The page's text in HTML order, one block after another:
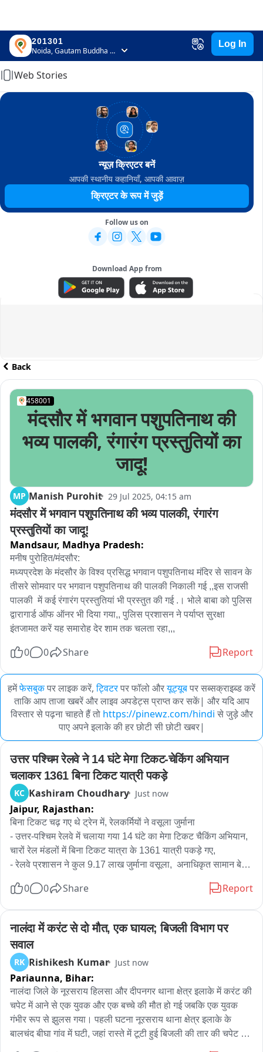
201301
Noida, Gautam Buddha Nagar, Uttar Pradesh
Log In
Home
Web Stories
न्यूज़ क्रिएटर बनें
आपकी स्थानीय कहानियाँ, आपकी आवाज़
क्रिएटर के रूप में जुड़ें
Follow us on
Download App from
ADVERTISEMENT
Back
458001
मंदसौर में भगवान पशुपतिनाथ की
भव्य पालकी, रंगारंग प्रस्तुतियों का
जादू!
MP Manish Purohit 29 Jul 2025, 04:15 am
मंदसौर में भगवान पशुपतिनाथ की भव्य पालकी, रंगारंग
प्रस्तुतियों का जादू!
Mandsaur, Madhya Pradesh:
मनीष पुरोहित/मंदसौर:
मध्यप्रदेश के मंदसौर के विश्व प्रसिद्ध भगवान पशुपतिनाथ मंदिर से सावन के
तीसरे सोमवार पर भगवान पशुपतिनाथ की पालकी निकाली गई ,,इस राजसी
पालकी  में कई रंगारंग प्रस्तुतियां भी प्रस्तुत की गई .। भोले बाबा को पुलिस
द्वारागार्ड ऑफ ऑनर भी दिया गया,, पुलिस प्रशासन ने पर्याप्त सुरक्षा
इंतजामत करें यह समारोह देर शाम तक चलता रहा,,,
0 0 Share Report
हमेंफेसबुकपर लाइक करें, ट्विटरपर फॉलो औरयूट्यूबपर सब्सक्राइब्ड करें
ताकि आप ताजा खबरें और लाइव अपडेट्स प्राप्त कर सकें| और यदि आप
विस्तार से पढ़ना चाहते हैं तो https://pinewz.com/hindi से जुड़े और
पाए अपने इलाके की हर छोटी सी छोटी खबर|
उत्तर पश्चिम रेलवे ने 14 घंटे मेगा टिकट-चेकिंग अभियान
चलाकर 1361 बिना टिकट यात्री पकड़े
KC Kashiram Choudhary Just now
Jaipur, Rajasthan:
बिना टिकट चढ़ गए थे ट्रेन में, रेलकर्मियों ने वसूला जुर्माना
- उत्तर-पश्चिम रेलवे में चलाया गया 14 घंटे का मेगा टिकट चैकिंग अभियान,
चारों रेल मंडलों में बिना टिकट यात्रा के 1361 यात्री पकड़े गए,
- रेलवे प्रशासन ने कुल 9.17 लाख जुर्माना वसूला,  अनाधिकृत सामान बेचने
उत्तर पश्चिम रेलवे ने ट्रेनों में बिना टिकट यात्रा करने वाले रेल यात्रियों पर
सख्ती की है। यात्रियों के सफर को सुरक्षित और सुगम बनाने के उद्देश्य से
शुक्रवार को मेगा टिकट-चेकिंग अभियान चलाया गया। अभियान के तहत
उत्तर पश्चिम रेलवे के अजमेर मंडल के अजमेर-आबू रोड रेलखंड,  बीकानेर
मंडल के बीकानेर-हनुमानगढ़ रेलखंड, जयपुर मंडल के जयपुर-रेवाड़ी रेलखंड
और जोधपुर मंडल के पाली मारवाड़-लूणी-समदड़ी रेलखंडों के मध्य कार्रवाई
की गई। टिकट चैकिंग व रेलवे सुरक्षा बल के स्टाफ ने स्टेशनों, प्लेटफॉर्मों
और ट्रेनों में समन्वित रूप से चेकिंग की। जिसमें नियमों का उल्लंघन करने
वालों के खिलाफ कड़ी कार्रवाई की गयी। अभियान के दौरान 1413 दोषियों
0 0 Share Report
नालंदा में करंट से दो मौत, एक घायल; बिजली विभाग पर
सवाल
RK Rishikesh Kumar Just now
Pariaunna, Bihar:
नालंदा जिले के नूरसराय हिलसा और दीपनगर थाना क्षेत्र इलाके में करंट की
चपेट में आने से एक युवक और एक बच्चे की मौत हो गई जबकि एक युवक
गंभीर रूप से झुलस गया। पहली घटना नूरसराय थाना क्षेत्र इलाके के
बालचंद बीघा गांव में घटी, जहां रास्ते में टूटी हुई बिजली की तार की चपेट में